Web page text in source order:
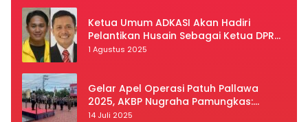
Ketua Umum ADKASI Akan Hadiri
Pelantikan Husain Sebagai Ketua DPRD
Luwu Utara
1 Agustus 2025
Gelar Apel Operasi Patuh Pallawa
2025, AKBP Nugraha Pamungkas:
Kedisiplinan dan Keselamatan Jadi
14 Juli 2025